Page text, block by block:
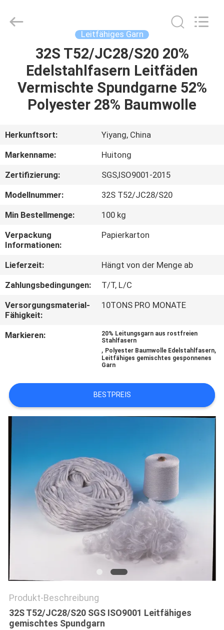
HAUS
PRODUKTE
VR-
ÜBER
UNS
FABRIK-
AUSFLUG
TRETEN
UNS
IN
VERBINDUNG
FORDERN
SIE EIN
ZITAT
SEITENVERZEICHNIS
DATENSCHUTZ-
BESTIMMUNGEN
Leitfähiges Garn
32S T52/JC28/S20 20%
Edelstahlfasern Leitfäden
Vermischte Spundgarne 52%
Polyester 28% Baumwolle
Herkunftsort:
Yiyang, China
Markenname:
Huitong
Zertifizierung:
SGS,ISO9001-2015
Modellnummer:
32S T52/JC28/S20
Min Bestellmenge:
100 kg
Verpackung
Informationen:
Papierkarton
Lieferzeit:
Hängt von der Menge ab
Zahlungsbedingungen:
T/T, L/C
Versorgungsmaterial-
Fähigkeit:
10TONS PRO MONATE
Markieren:
20% Leitungsgarn aus rostfreien
Stahlfasern
, Polyester Baumwolle Edelstahlfasern,
Leitfähiges gemischtes gesponnenes
Garn
BESTPREIS
Produkt-Beschreibung
32S T52/JC28/S20 SGS ISO9001 Leitfähiges
gemischtes Spundgarn